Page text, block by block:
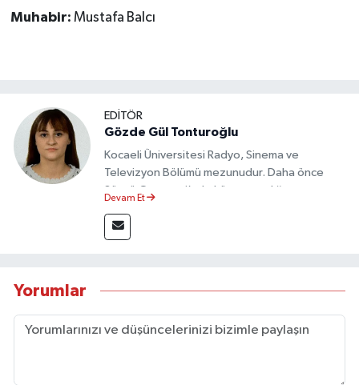
Muhabir: Mustafa Balcı
EDİTÖR
Gözde Gül Tonturoğlu
Kocaeli Üniversitesi Radyo, Sinema ve
Televizyon Bölümü mezunudur. Daha önce
Sözcü Gazetesi’nde köşe yazarlığı yapmış ve
Devam Et
Yorumlar